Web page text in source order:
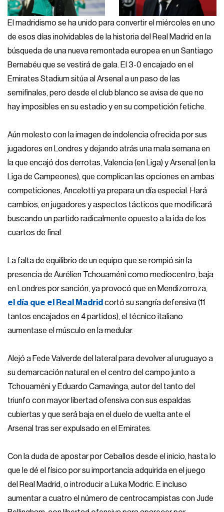
El madridismo se ha unido para convertir el miércoles en uno
de esos días inolvidables de la historia del Real Madrid en la
búsqueda de una nueva remontada europea en un Santiago
Bernabéu que se vestirá de gala. El 3-0 encajado en el
Emirates Stadium sitúa al Arsenal a un paso de las
semifinales, pero desde el club blanco se avisa de que no
hay imposibles en su estadio y en su competición fetiche.
Aún molesto con la imagen de indolencia ofrecida por sus
jugadores en Londres y dejando atrás una mala semana en
la que encajó dos derrotas, Valencia (en Liga) y Arsenal (en la
Liga de Campeones), que complican las opciones en ambas
competiciones, Ancelotti ya prepara un día especial. Hará
cambios, en jugadores y aspectos tácticos que modificará
buscando un partido radicalmente opuesto a la ida de los
cuartos de final.
La falta de equilibrio de un equipo que se rompió sin la
presencia de Aurélien Tchouaméni como mediocentro, baja
en Londres por sanción, ya provocó que en Mendizorroza,
el día que el Real Madrid cortó su sangría defensiva (11
tantos encajados en 4 partidos), el técnico italiano
aumentase el músculo en la medular.
Alejó a Fede Valverde del lateral para devolver al uruguayo a
su demarcación natural en el centro del campo junto a
Tchouaméni y Eduardo Camavinga, autor del tanto del
triunfo con mayor libertad ofensiva con sus espaldas
cubiertas y que será baja en el duelo de vuelta ante el
Arsenal tras ser expulsado en el Emirates.
Con la duda de apostar por Ceballos desde el inicio, hasta lo
que le dé el físico por su importancia adquirida en el juego
del Real Madrid, o introducir a Luka Modric. E incluso
aumentar a cuatro el número de centrocampistas con Jude